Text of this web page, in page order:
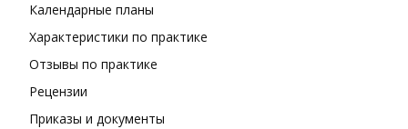
Календарные планы
Характеристики по практике
Отзывы по практике
Рецензии
Приказы и документы